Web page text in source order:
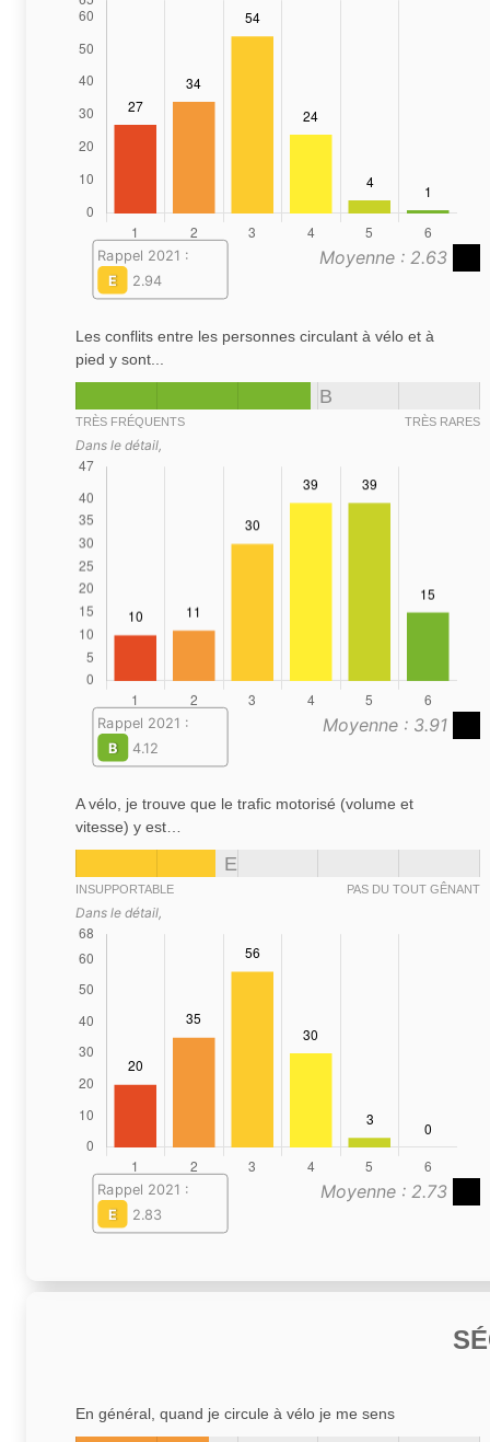
Moyenne : 2.63
Rappel 2021 :
E
2.94
Les conflits entre les personnes circulant à vélo et à
pied y sont...
B
TRÈS FRÉQUENTS TRÈS RARES
Dans le détail,
Moyenne : 3.91
Rappel 2021 :
B
4.12
A vélo, je trouve que le trafic motorisé (volume et
vitesse) y est…
E
INSUPPORTABLE PAS DU TOUT GÊNANT
Dans le détail,
Moyenne : 2.73
Rappel 2021 :
E
2.83
En général, quand je circule à vélo je me sens